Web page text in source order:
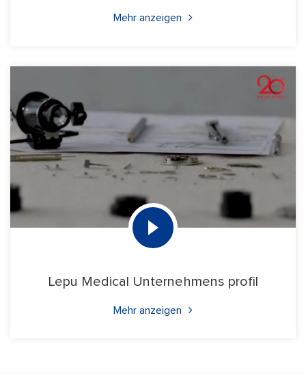
Mehr anzeigen
Lepu Medical Unternehmens profil
Mehr anzeigen